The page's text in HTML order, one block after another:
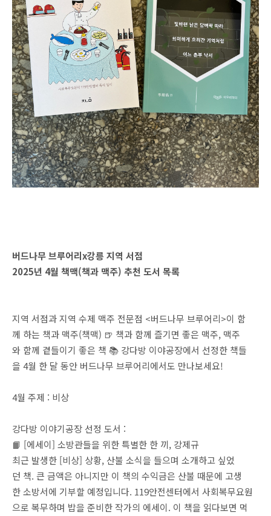
버드나무 브루어리x강릉 지역 서점
2025년 4월 책맥(책과 맥주) 추천 도서 목록
지역 서점과 지역 수제 맥주 전문점 <버드나무 브루어리>이 함
께 하는 책과 맥주(책맥) 🍺 책과 함께 즐기면 좋은 맥주, 맥주
와 함께 곁들이기 좋은 책 📚 강다방 이야공장에서 선정한 책들
을 4월 한 달 동안 버드나무 브루어리에서도 만나보세요!
4월 주제 : 비상
강다방 이야기공장 선정 도서 :
📙 [에세이] 소방관들을 위한 특별한 한 끼, 강제규
최근 발생한 [비상] 상황, 산불 소식을 들으며 소개하고 싶었
던 책. 큰 금액은 아니지만 이 책의 수익금은 산불 때문에 고생
한 소방서에 기부할 예정입니다. 119안전센터에서 사회복무요원
으로 복무하며 밥을 준비한 작가의 에세이. 이 책을 읽다보면 먹